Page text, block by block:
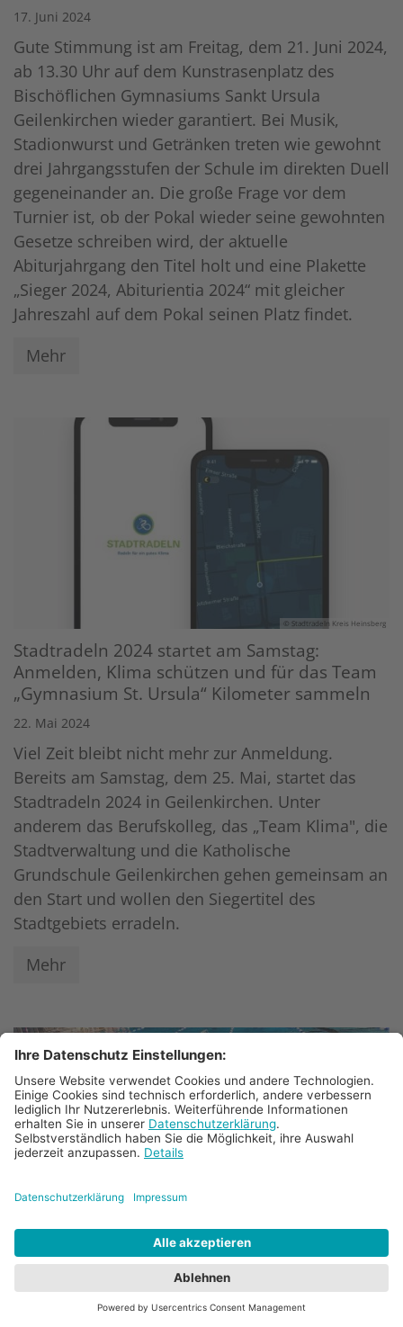
17. Juni 2024
Gute Stimmung ist am Freitag, dem 21. Juni 2024,
ab 13.30 Uhr auf dem Kunstrasenplatz des
Bischöflichen Gymnasiums Sankt Ursula
Geilenkirchen wieder garantiert. Bei Musik,
Stadionwurst und Getränken treten wie gewohnt
drei Jahrgangsstufen der Schule im direkten Duell
gegeneinander an. Die große Frage vor dem
Turnier ist, ob der Pokal wieder seine gewohnten
Gesetze schreiben wird, der aktuelle
Abiturjahrgang den Titel holt und eine Plakette
„Sieger 2024, Abiturientia 2024“ mit gleicher
Jahreszahl auf dem Pokal seinen Platz findet.
Mehr
© Stadtradeln Kreis Heinsberg
Stadtradeln 2024 startet am Samstag:
Anmelden, Klima schützen und für das Team
„Gymnasium St. Ursula“ Kilometer sammeln
22. Mai 2024
Viel Zeit bleibt nicht mehr zur Anmeldung.
Bereits am Samstag, dem 25. Mai, startet das
Stadtradeln 2024 in Geilenkirchen. Unter
anderem das Berufskolleg, das „Team Klima", die
Stadtverwaltung und die Katholische
Grundschule Geilenkirchen gehen gemeinsam an
den Start und wollen den Siegertitel des
Stadtgebiets erradeln.
Mehr
Schwimmwettkämpfe 2024: Gymnasium Sankt
Ursula Geilenkirchen verteidigt erfolgreich
den Kreismeistertitel